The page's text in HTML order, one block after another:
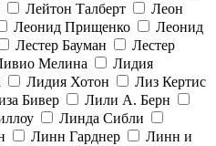
Лейтон Талберт
Леон
Леонид Прищенко
Леонид
Лестер Бауман
Лестер
Мелина
Лидия
Лидия Хотон
Лиз Кертис
Бивер
Лили А. Берн
Линда Сибли
Линн Гарднер
Линн и